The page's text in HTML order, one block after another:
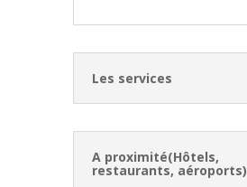
Les services
A proximité(Hôtels,
restaurants, aéroports)